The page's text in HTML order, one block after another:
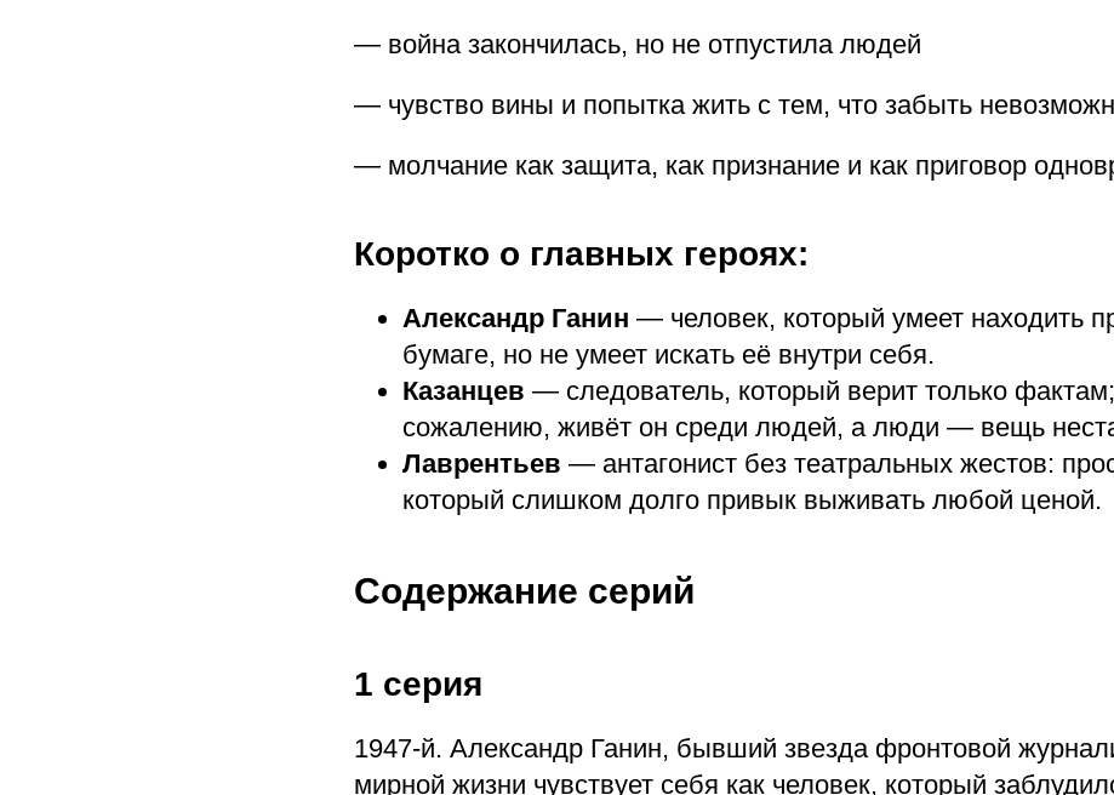
— война закончилась, но не отпустила людей
— чувство вины и попытка жить с тем, что забыть
— молчание как защита, как признание и как приговор
Коротко о главных героях:
Александр Ганин — человек, который умеет находить
бумаге, но не умеет искать её внутри себя.
Казанцев — следователь, который верит только
сожалению, живёт он среди людей, а люди — вещь
Лаврентьев — антагонист без театральных жестов:
который слишком долго привык выживать любой ценой.
Содержание серий
1 серия
1947-й. Александр Ганин, бывший звезда фронтовой
мирной жизни чувствует себя как человек, который